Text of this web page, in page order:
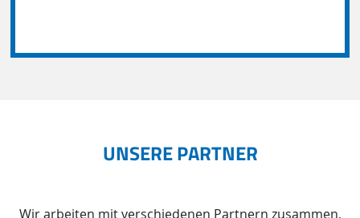
UNSERE PARTNER
Wir arbeiten mit verschiedenen Partnern zusammen,